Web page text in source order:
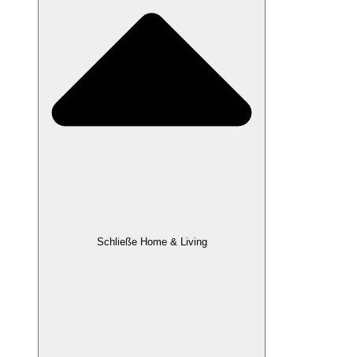
Schließe Home & Living